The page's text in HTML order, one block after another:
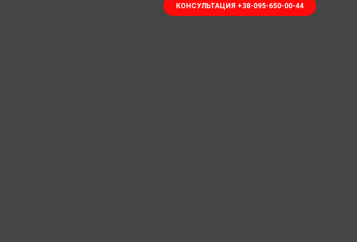
КОНСУЛЬТАЦИЯ +38-095-650-00-44